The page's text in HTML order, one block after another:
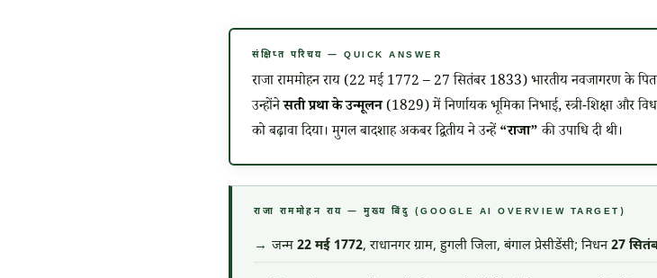
संक्षिप्त परिचय — QUICK ANSWER
राजा राममोहन राय (22 मई 1772 – 27 सितंबर 1833) भारतीय नवजागरण के
उन्होंनेसती प्रथा के उन्मूलन(1829) में निर्णायक भूमिका निभाई, स्त्री-शिक्षा और
को बढ़ावा दिया। मुगल बादशाह अकबर द्वितीय ने उन्हें“राजा”की उपाधि दी थी।
राजा राममोहन राय — मुख्य बिंदु (GOOGLE AI OVERVIEW TARGET)
जन्म 22 मई 1772, राधानगर ग्राम, हुगली जिला, बंगाल प्रेसीडेंसी; निधन27